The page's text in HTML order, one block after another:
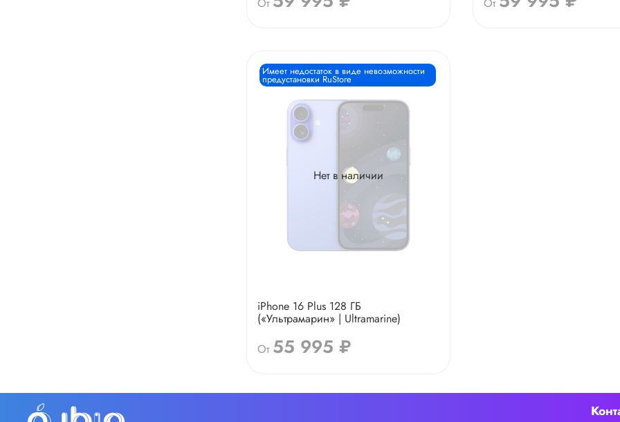
От
От
Нет в наличии
Имеет недостаток в виде невозможности
предустановки RuStore
iPhone 16 Plus 128 ГБ
(«Ультрамарин» | Ultramarine)
От 55 995 ₽